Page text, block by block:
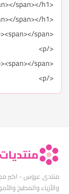
<h1><span></span></h1>
<h1><span></span></h1>
<p><span></span>
</p>
<p><span></span>
</p>
منتدى عروس - اكبر
والأزياء والمطبخ